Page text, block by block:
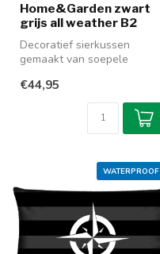
Home&Garden zwart
grijs all weather B2
Decoratief sierkussen
gemaakt van soepele
Home&Garden ...
€44,95
WATERPROOF